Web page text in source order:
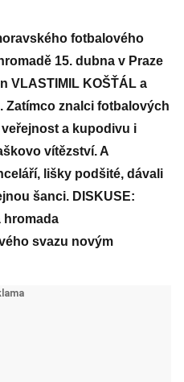
fotbalového
15. dubna v Praze
VLASTIMIL KOŠŤÁL a
Zatímco znalci fotbalových
a kupodivu i
vítězství. A
lišky podšité, dávali
šanci. DISKUSE:
hromada
svazu novým